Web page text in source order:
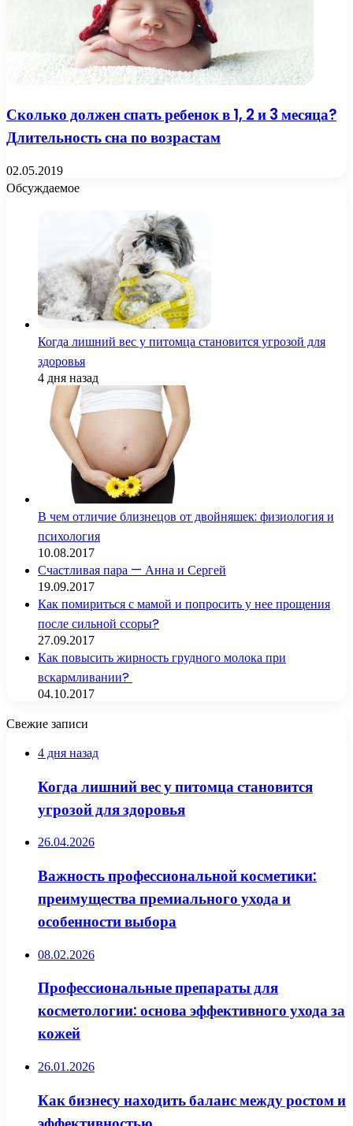
Сколько должен спать ребенок в 1, 2 и 3 месяца?
Длительность сна по возрастам
02.05.2019
Обсуждаемое
Когда лишний вес у питомца становится угрозой для
здоровья
4 дня назад
В чем отличие близнецов от двойняшек: физиология и
психология
10.08.2017
Счастливая пара — Анна и Сергей
19.09.2017
Как помириться с мамой и попросить у нее прощения
после сильной ссоры?
27.09.2017
Как повысить жирность грудного молока при
вскармливании?
04.10.2017
Свежие записи
4 дня назад
Когда лишний вес у питомца становится
угрозой для здоровья
26.04.2026
Важность профессиональной косметики:
преимущества премиального ухода и
особенности выбора
08.02.2026
Профессиональные препараты для
косметологии: основа эффективного ухода за
кожей
26.01.2026
Как бизнесу находить баланс между ростом и